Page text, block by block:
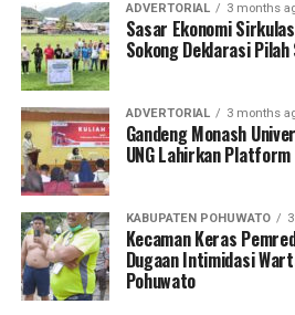
ADVERTORIAL 3 months
Sasar Ekonomi
Sokong Deklarasi Pilah
ADVERTORIAL 3 months
Gandeng Monash
UNG Lahirkan
KABUPATEN POHUWATO
Kecaman Keras
Dugaan Intimidasi
Pohuwato